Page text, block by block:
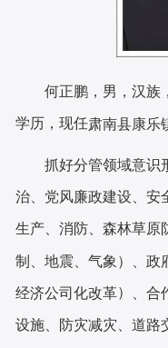
何正鹏，男，汉族
学历，现任肃南县康乐
抓好分管领域意识
治、党风廉政建设、安
生产、消防、森林草原
制、地震、气象）、政
经济公司化改革） 、
设施、防灾减灾、道路